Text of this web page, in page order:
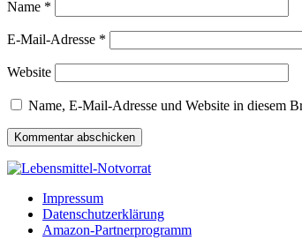
Name *
E-Mail-Adresse *
Website
Name, E-Mail-Adresse und Website in diesem
Impressum
Datenschutzerklärung
Amazon-Partnerprogramm